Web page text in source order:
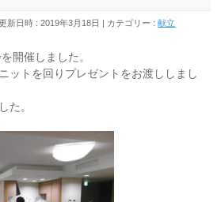
新日時 : 2019年3月18日 カテゴリー :献立
開催しました。
ットを回りプレゼントをお渡ししまし
た。